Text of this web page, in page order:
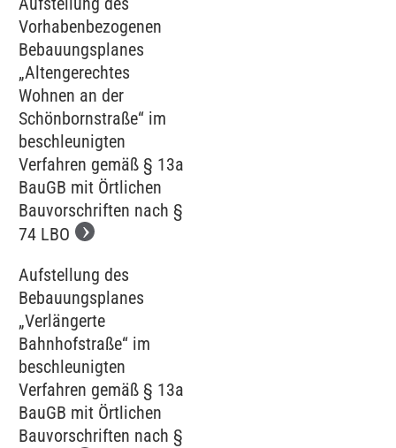
Vorhabenbezogenen
Bebauungsplanes
„Altengerechtes
Wohnen an der
Schönbornstraße“ im
beschleunigten
Verfahren gemäß § 13a
BauGB mit Örtlichen
Bauvorschriften nach §
74 LBO
Aufstellung des
Bebauungsplanes
„Verlängerte
Bahnhofstraße“ im
beschleunigten
Verfahren gemäß § 13a
BauGB mit Örtlichen
Bauvorschriften nach §